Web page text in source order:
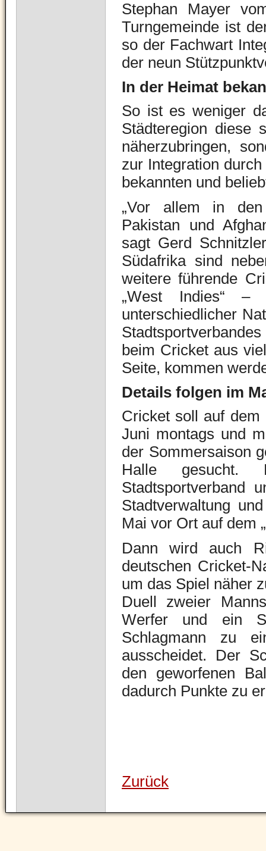
Stephan Mayer
Turngemeinde ist
so der Fachwart
der neun
In der Heimat
So ist es weniger
Städteregion diese
näherzubringen,
zur Integration
bekannten und
„Vor allem in den
Pakistan und
sagt Gerd
Südafrika sind
weitere führende
„West Indies“ –
unterschiedlicher
beim Cricket aus
Seite, kommen
Details folgen im
Cricket soll auf dem
Juni montags und
der Sommersaison
Halle gesucht.
Stadtsportverband
Stadtverwaltung
Mai vor Ort auf dem
Dann wird auch
deutschen Cricket-
um das Spiel näher
Duell zweier
Werfer und ein
Schlagmann zu
ausscheidet. Der
den geworfenen
dadurch Punkte zu
Zurück
Navigation